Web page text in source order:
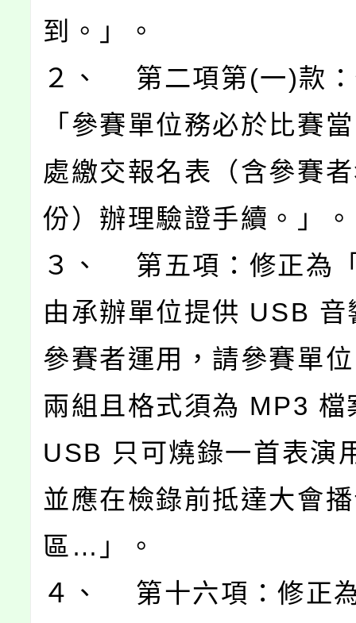
到。」。
２、 第二項第(一)款
「參賽單位務必於比賽
處繳交報名表（含參賽
份）辦理驗證手續。」。
３、 第五項：修正為
由承辦單位提供 USB 音
參賽者運用，請參賽單
兩組且格式須為 MP3 檔
USB 只可燒錄一首表演
並應在檢錄前抵達大會
區…」。
４、 第十六項：修正